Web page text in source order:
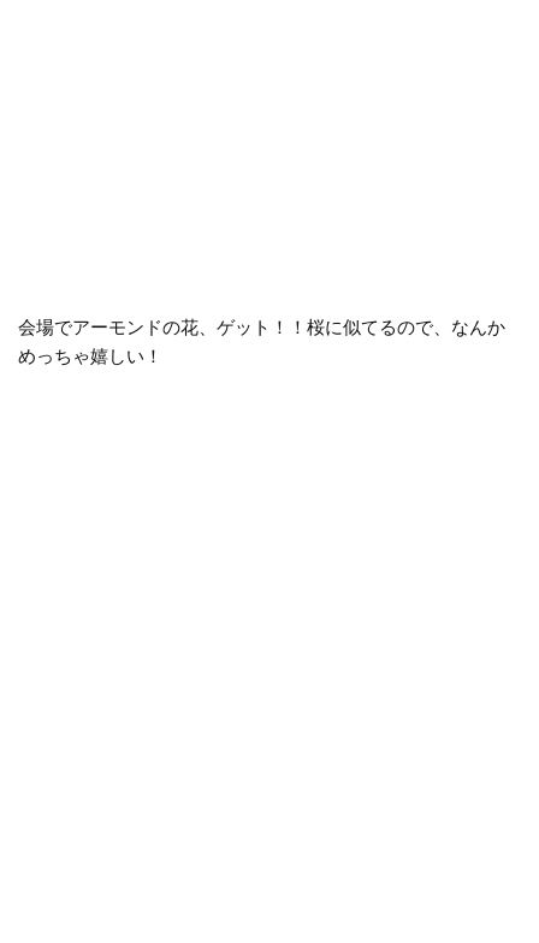
会場でアーモンドの花、ゲット！！桜に似てるので、なんか
めっちゃ嬉しい！